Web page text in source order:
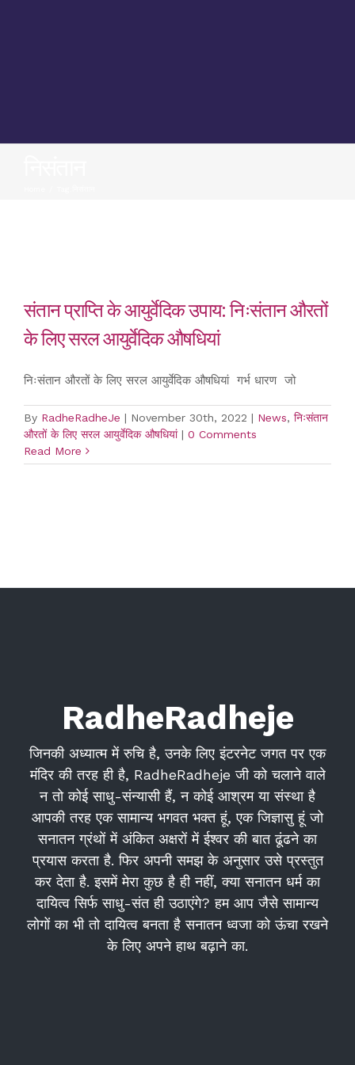
संतान प्राप्ति के आयुर्वेदिक उपाय: निःसंतान औरतों
के लिए सरल आयुर्वेदिक औषधियां
निःसंतान औरतों के लिए सरल आयुर्वेदिक औषधियां गर्भ धारण जो
By RadheRadheJe | November 30th, 2022 | News, निःसंतान
औरतों के लिए सरल आयुर्वेदिक औषधियां | 0 Comments
Read More
RadheRadheje
जिनकी अध्यात्म में रुचि है, उनके लिए इंटरनेट जगत पर एक
मंदिर की तरह ही है, RadheRadheje जी को चलाने वाले
न तो कोई साधु-संन्यासी हैं, न कोई आश्रम या संस्था है
आपकी तरह एक सामान्य भगवत भक्त हूं, एक जिज्ञासु हूं जो
सनातन ग्रंथों में अंकित अक्षरों में ईश्वर की बात ढूंढने का
प्रयास करता है. फिर अपनी समझ के अनुसार उसे प्रस्तुत
कर देता है. इसमें मेरा कुछ है ही नहीं, क्या सनातन धर्म का
दायित्व सिर्फ साधु-संत ही उठाएंगे? हम आप जैसे सामान्य
लोगों का भी तो दायित्व बनता है सनातन ध्वजा को ऊंचा रखने
के लिए अपने हाथ बढ़ाने का.